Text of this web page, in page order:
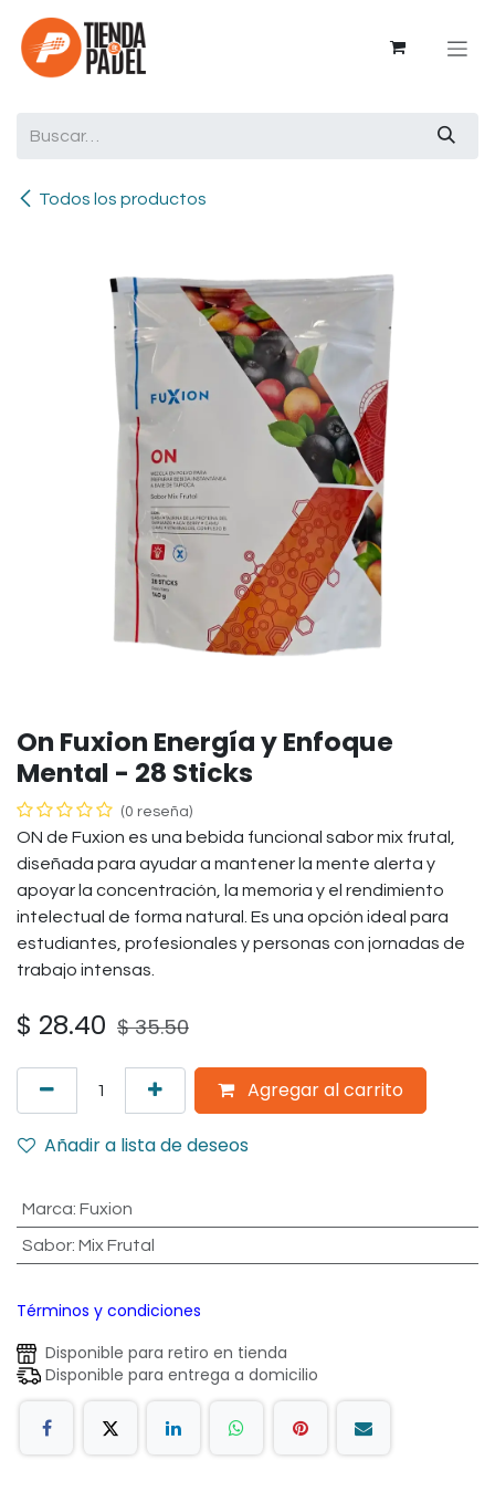
Ir al contenido
Todos los productos
On Fuxion Energía y Enfoque
Mental - 28 Sticks
(0 reseña)
ON de Fuxion es una bebida funcional sabor mix frutal,
diseñada para ayudar a mantener la mente alerta y
apoyar la concentración, la memoria y el rendimiento
intelectual de forma natural. Es una opción ideal para
estudiantes, profesionales y personas con jornadas de
trabajo intensas.
$ 28.40 $35.50
Agregar al carrito
Añadir a lista de deseos
Marca: Fuxion
Sabor: Mix Frutal
Términos y condiciones
Disponible para retiro en tienda
Disponible para entrega a domicilio